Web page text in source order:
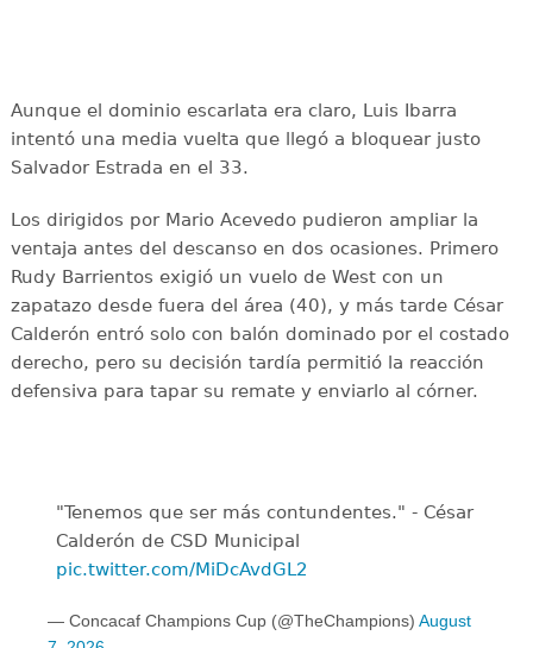
Aunque el dominio escarlata era claro, Luis Ibarra
intentó una media vuelta que llegó a bloquear justo
Salvador Estrada en el 33.
Los dirigidos por Mario Acevedo pudieron ampliar la
ventaja antes del descanso en dos ocasiones. Primero
Rudy Barrientos exigió un vuelo de West con un
zapatazo desde fuera del área (40), y más tarde César
Calderón entró solo con balón dominado por el costado
derecho, pero su decisión tardía permitió la reacción
defensiva para tapar su remate y enviarlo al córner.
"Tenemos que ser más contundentes." - César
Calderón de CSD Municipal ️
pic.twitter.com/MiDcAvdGL2
— Concacaf Champions Cup (@TheChampions) August